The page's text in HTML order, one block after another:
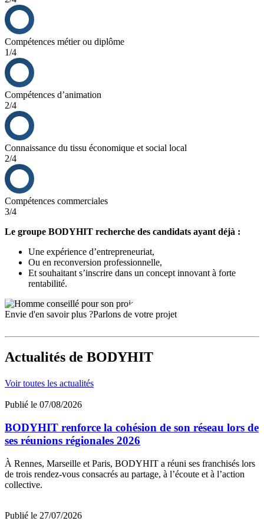
Chiffre d’affaires (après 2 ans d’activité) de 200 K€.
ROI atteint avant la fin de la 2ᵉ année d’exercice.
60 % des franchisés sont dupliqués.
Compétences métier ou diplôme
1/4
Compétences d’animation
2/4
Connaissance du tissu économique et social local
2/4
Compétences commerciales
3/4
Le groupe BODYHIT recherche des candidats ayant déjà :
Une expérience d’entrepreneuriat,
Ou en reconversion professionnelle,
Et souhaitant s’inscrire dans un concept innovant à forte
rentabilité.
Envie d'en savoir plus ?Parlons de votre projet
Actualités de BODYHIT
Voir toutes les actualités
Publié le 07/08/2026
BODYHIT renforce la cohésion de son réseau lors de
ses réunions régionales 2026
À Rennes, Marseille et Paris, BODYHIT a réuni ses franchisés lors
de trois rendez-vous consacrés au partage, à l’écoute et à l’action
collective.
Publié le 27/07/2026